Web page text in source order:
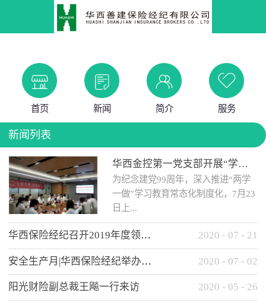
首页 新闻 简介 服务
新闻列表
华西金控第一党支部开展“学党史 知党情 做合格党员”主题教育工作会
为纪念建党99周年，深入推进“两学
一做”学习教育常态化制度化，7月23
日上...
午，华西金控第一党支部举办了“学
党史、知党情、...
华西保险经纪召开2019年度领导班子述职考核工作会 2020 - 07 - 21
安全生产月|华西保险经纪举办应急消防安全知识培训 2020 - 07 - 02
阳光财险副总裁王飚一行来访 2020 - 05 - 26